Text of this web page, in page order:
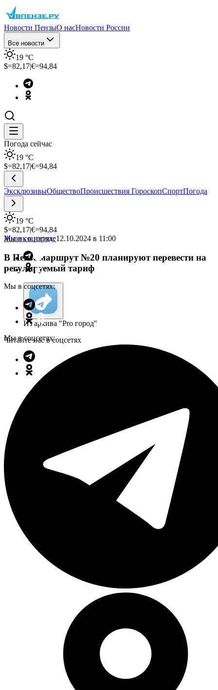
Новости ПензыО насНовости России
Все новости
19 °C
$=82,17|€=94,84
Погода сейчас
19 °C
$=82,17|€=94,84
ЭксклюзивыОбществоПроисшествия ГороскопСпортПогода
19 °C
$=82,17|€=94,84
Мы в соцсетях:
Мы в соцсетях:
Мы в соцсетях:
Жизнь в городе12.10.2024 в 11:00
В Пензе маршрут №20 планируют перевести на
регулируемый тариф
Из архива "Pro город"
Читайте нас в соцсетях